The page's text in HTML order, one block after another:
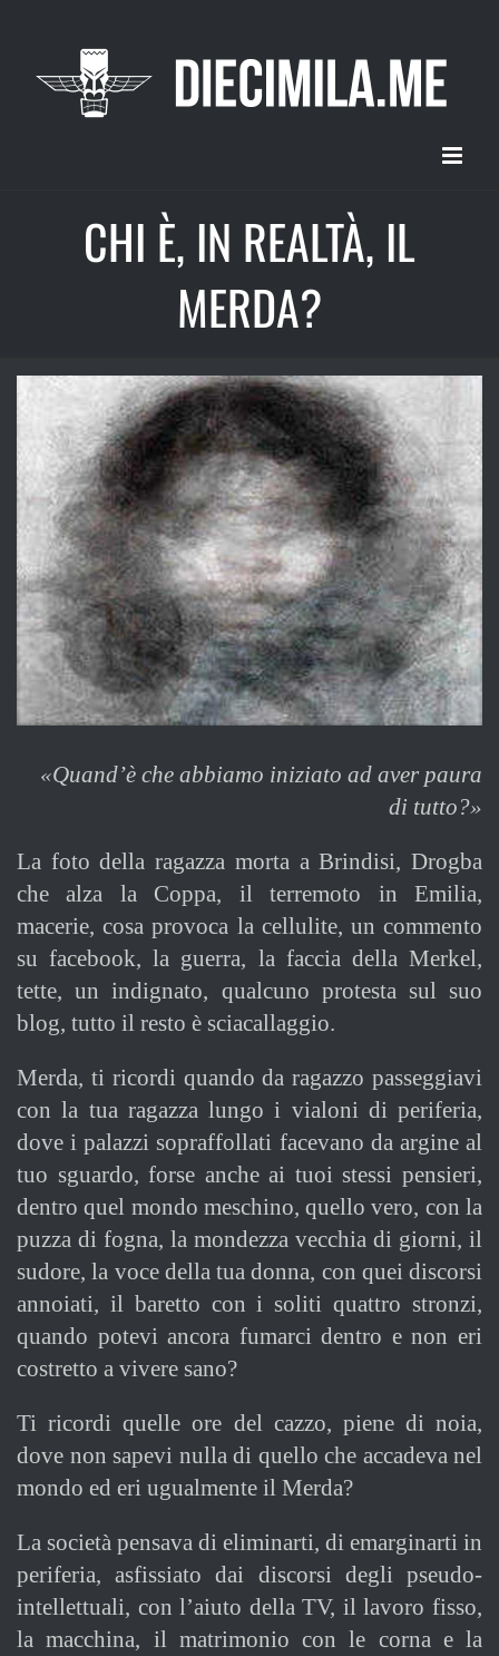
contenuto
CHI È, IN REALTÀ, IL
MERDA?
Ingrandisci
immagine
«Quand’è che abbiamo iniziato ad aver paura
di tutto?»
La foto della ragazza morta a Brindisi, Drogba
che alza la Coppa, il terremoto in Emilia,
macerie, cosa provoca la cellulite, un commento
su facebook, la guerra, la faccia della Merkel,
tette, un indignato, qualcuno protesta sul suo
blog, tutto il resto è sciacallaggio.
Merda, ti ricordi quando da ragazzo passeggiavi
con la tua ragazza lungo i vialoni di periferia,
dove i palazzi sopraffollati facevano da argine al
tuo sguardo, forse anche ai tuoi stessi pensieri,
dentro quel mondo meschino, quello vero, con la
puzza di fogna, la mondezza vecchia di giorni, il
sudore, la voce della tua donna, con quei discorsi
annoiati, il baretto con i soliti quattro stronzi,
quando potevi ancora fumarci dentro e non eri
costretto a vivere sano?
Ti ricordi quelle ore del cazzo, piene di noia,
dove non sapevi nulla di quello che accadeva nel
mondo ed eri ugualmente il Merda?
La società pensava di eliminarti, di emarginarti in
periferia, asfissiato dai discorsi degli pseudo-
intellettuali, con l’aiuto della TV, il lavoro fisso,
la macchina, il matrimonio con le corna e la